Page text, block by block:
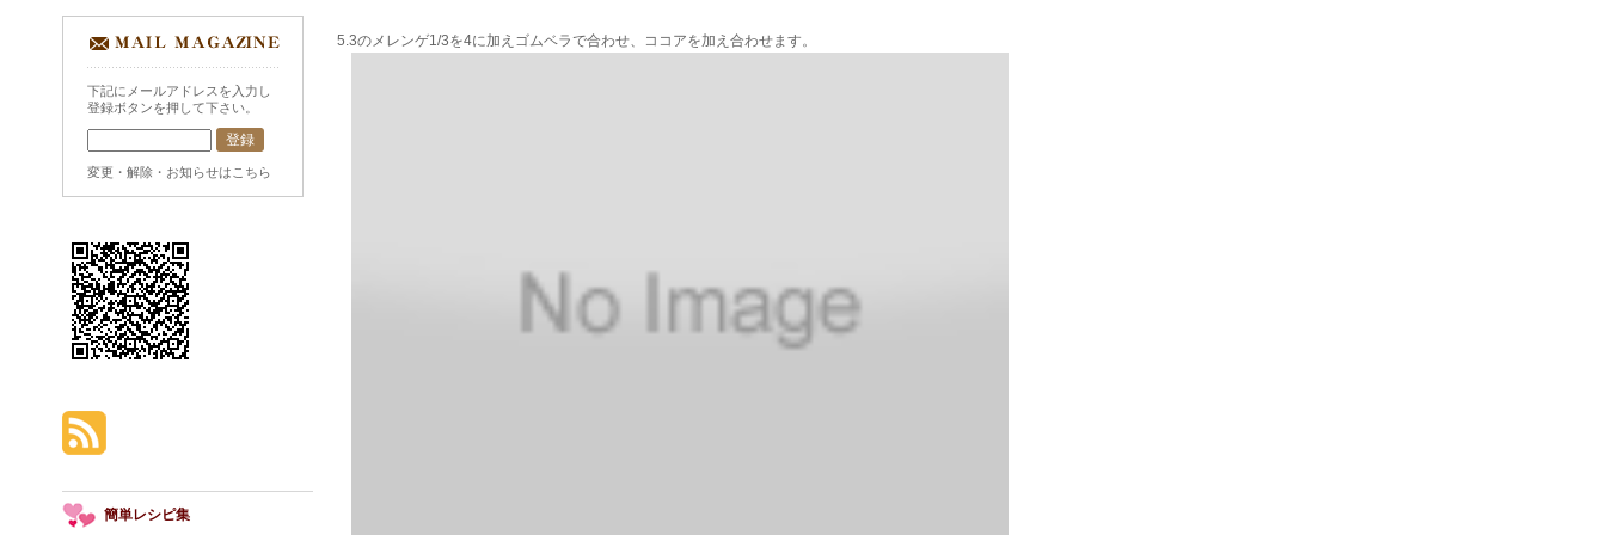
5.3のメレンゲ1/3を4に加えゴムベラで合わせ、ココアを加え合わせます。
下記にメールアドレスを入力し
登録ボタンを押して下さい。
変更・解除・お知らせはこちら
簡単レシピ集